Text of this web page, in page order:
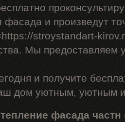
фасада и произведут
stroystandart-
Мы предоставляем
и получите
дом уютным, уютным
фасада частн